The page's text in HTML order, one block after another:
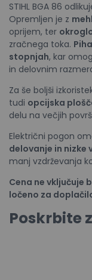
STIHL BGA 86
Opremljen je z
oprijem, ter
zračnega toka.
stopnjah, kar
in delovnim
Za še boljši
tudi opcijska
delu na večjih
Električni pogon
delovanje in nizke
manj vzdrževanja
Cena ne vključuje
ločeno za
Poskrbite